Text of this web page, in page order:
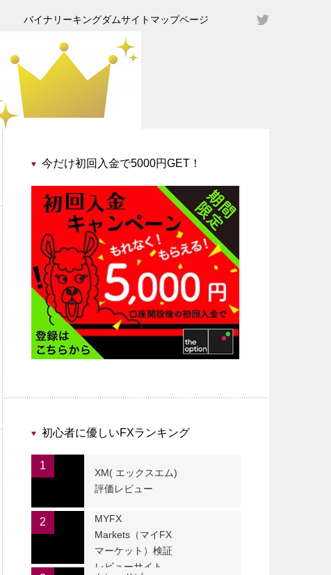
バイナリーキングダムサイトマップページ
今だけ初回入金で5000円GET！
初心者に優しいFXランキング
1
XM( エックスエム)
評価レビュー
2
MYFX
Markets（マイFX
マーケット）検証
レビューサイト